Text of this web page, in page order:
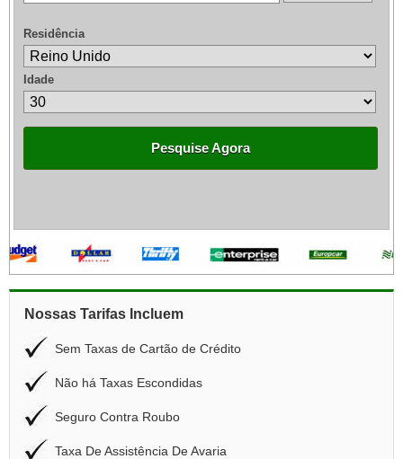
Residência
Idade
Pesquise Agora
Nossas Tarifas Incluem
Sem Taxas de Cartão de Crédito
Não há Taxas Escondidas
Seguro Contra Roubo
Taxa De Assistência De Avaria